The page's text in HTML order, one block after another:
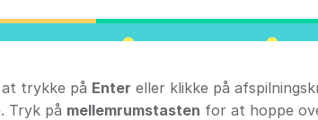
trykke på Enter eller klikke på
Tryk på mellemrumstasten for at hoppe